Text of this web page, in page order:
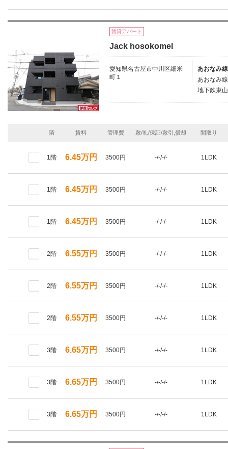
賃貸アパート
Jack hosokomeI
愛知県名古屋市中川区細米
町１
あおなみ
あおなみ
地下鉄東
階 賃料 管理費 敷/礼/保証/敷引,償却 間取り
1階 6.45万円 3500円 -/-/-/- 1LDK
1階 6.45万円 3500円 -/-/-/- 1LDK
1階 6.45万円 3500円 -/-/-/- 1LDK
2階 6.55万円 3500円 -/-/-/- 1LDK
2階 6.55万円 3500円 -/-/-/- 1LDK
2階 6.55万円 3500円 -/-/-/- 1LDK
3階 6.65万円 3500円 -/-/-/- 1LDK
3階 6.65万円 3500円 -/-/-/- 1LDK
3階 6.65万円 3500円 -/-/-/- 1LDK